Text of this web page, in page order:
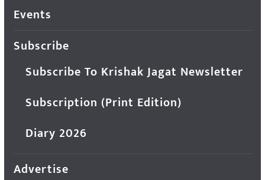
Events
Subscribe
Subscribe To Krishak Jagat Newsletter
Subscription (Print Edition)
Diary 2026
Advertise